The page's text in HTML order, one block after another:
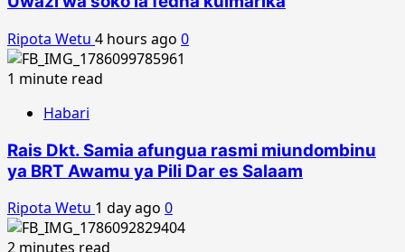
Ripota Wetu 4 hours ago 0
1 minute read
Habari
Rais Dkt. Samia afungua rasmi miundombinu
ya BRT Awamu ya Pili Dar es Salaam
Ripota Wetu 1 day ago 0
2 minutes read